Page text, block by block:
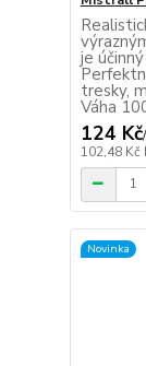
je
tresky,
Váha
124 Kč/
102,48 Kč
Novinka